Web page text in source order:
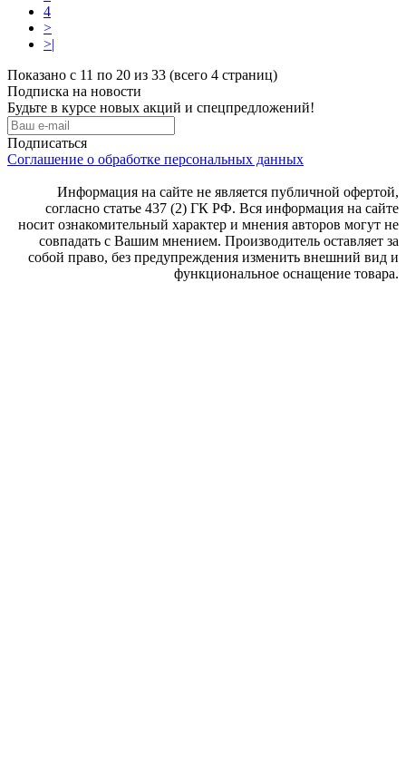
4
>
>|
Показано с 11 по 20 из 33 (всего 4 страниц)
Подписка на новости
Будьте в курсе новых акций и спецпредложений!
Подписаться
Соглашение о обработке персональных данных
Информация на сайте не является публичной офертой,
согласно статье 437 (2) ГК РФ. Вся информация на сайте
носит ознакомительный характер и мнения авторов могут не
совпадать с Вашим мнением. Производитель оставляет за
собой право, без предупреждения изменить внешний вид и
функциональное оснащение товара.